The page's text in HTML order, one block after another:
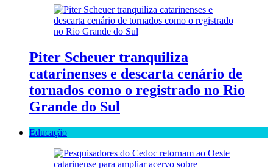
Piter Scheuer tranquiliza
catarinenses e descarta cenário de
tornados como o registrado no Rio
Grande do Sul
Educação